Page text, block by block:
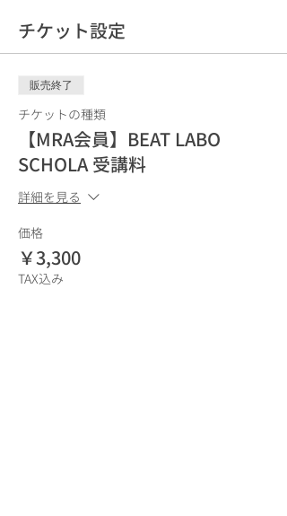
チケット設定
販売終了
チケットの種類
【MRA会員】BEAT LABO
SCHOLA 受講料
詳細を見る
価格
￥3,300
TAX込み